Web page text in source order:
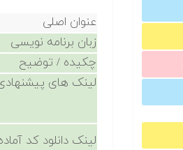
عنوان اصلی
زبان برنامه نویسی
چکیده / توضیح
لینک های
لینک دانلود کد